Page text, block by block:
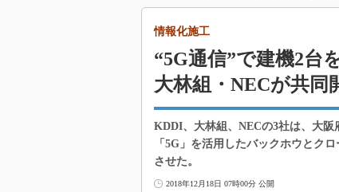
“5G通信”で建機2台
大林組・NECが共同
情報化施工
KDDI、大林組、NECの3社は、大
「5G」を活用したバックホウとク
させた。
2018年12月18日 07時00分 公開